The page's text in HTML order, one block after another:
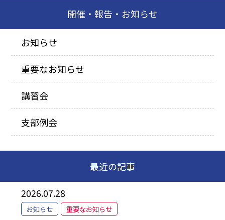
開催・報告・お知らせ
お知らせ
重要なお知らせ
講習会
支部例会
最近の記事
2026.07.28
お知らせ 重要なお知らせ